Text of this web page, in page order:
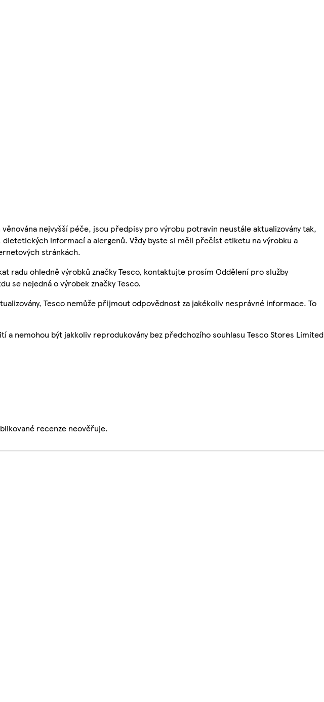
nejvyšší péče, jsou předpisy pro výrobu potravin neustále aktualizovány tak,
informací a alergenů. Vždy byste si měli přečíst etiketu na výrobku a
stránkách.
radu ohledně výrobků značky Tesco, kontaktujte prosím Oddělení pro služby
se nejedná o výrobek značky Tesco.
Tesco nemůže přijmout odpovědnost za jakékoliv nesprávné informace. To
a nemohou být jakkoliv reprodukovány bez předchozího souhlasu Tesco Stores Limited
recenze neověřuje.